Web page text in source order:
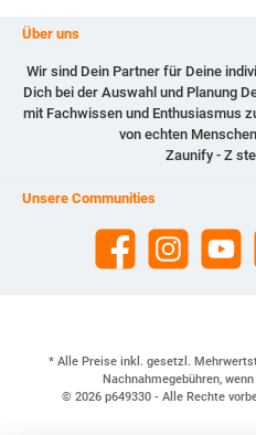
Über uns
Wir sind Dein Partner für Deine
Dich bei der Auswahl und Planung
mit Fachwissen und Enthusiasmus
von echten
Zaunify - Z
Unsere Communities
* Alle Preise inkl. gesetzl.
Nachnahmegebühren,
© 2026 p649330 - Alle Rechte